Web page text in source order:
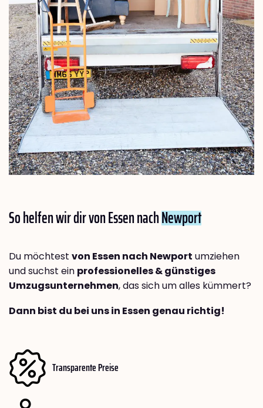
So helfen wir dir von Essen nachNewport
Du möchtest von Essen nach Newport umziehen
und suchst ein professionelles & günstiges
Umzugsunternehmen, das sich um alles kümmert?
Dann bist du bei uns in Essen genau richtig!
Transparente Preise